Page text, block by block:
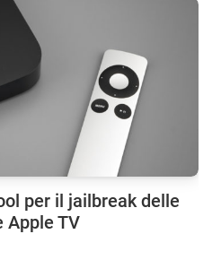
per il jailbreak delle
Apple TV